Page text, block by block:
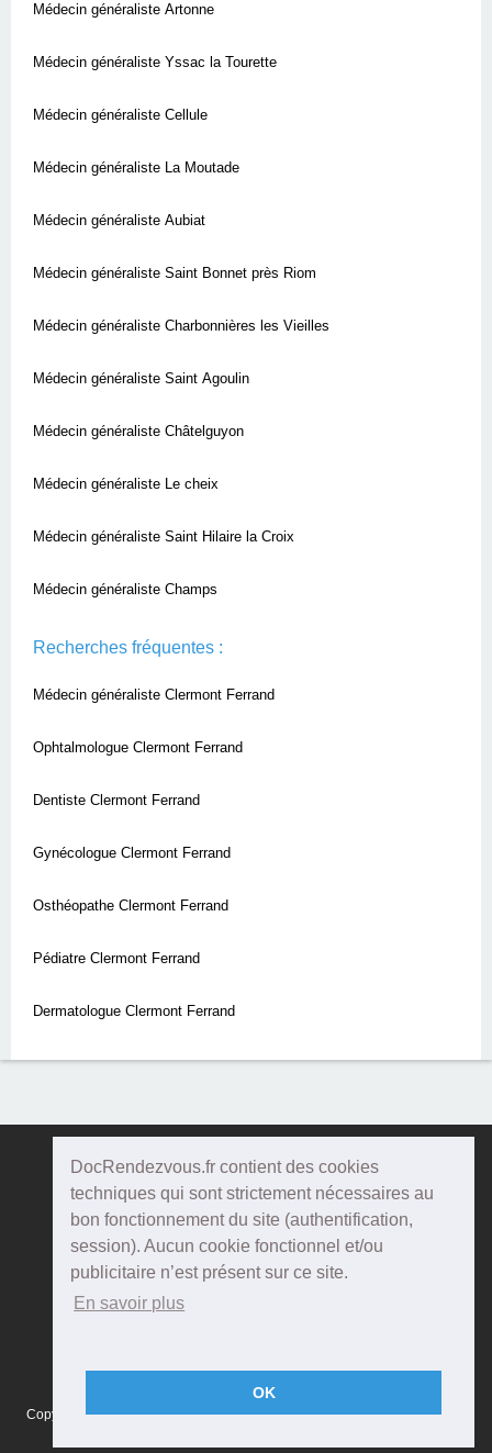
DocRendezvous.fr contient des cookies
techniques qui sont strictement nécessaires au
bon fonctionnement du site (authentification,
session). Aucun cookie fonctionnel et/ou
publicitaire n’est présent sur ce site.
En savoir plus
OK
Médecin généraliste Artonne
Médecin généraliste Yssac la Tourette
Médecin généraliste Cellule
Médecin généraliste La Moutade
Médecin généraliste Aubiat
Médecin généraliste Saint Bonnet près Riom
Médecin généraliste Charbonnières les Vieilles
Médecin généraliste Saint Agoulin
Médecin généraliste Châtelguyon
Médecin généraliste Le cheix
Médecin généraliste Saint Hilaire la Croix
Médecin généraliste Champs
Recherches fréquentes :
Médecin généraliste Clermont Ferrand
Ophtalmologue Clermont Ferrand
Dentiste Clermont Ferrand
Gynécologue Clermont Ferrand
Osthéopathe Clermont Ferrand
Pédiatre Clermont Ferrand
Dermatologue Clermont Ferrand
DocRendezvous
Qui sommes-nous ?
Conditions Générales d'utilisation
Copyright © 2015 DOCRENDEZVOUS, tous droits réservés - CFTS 44 rue